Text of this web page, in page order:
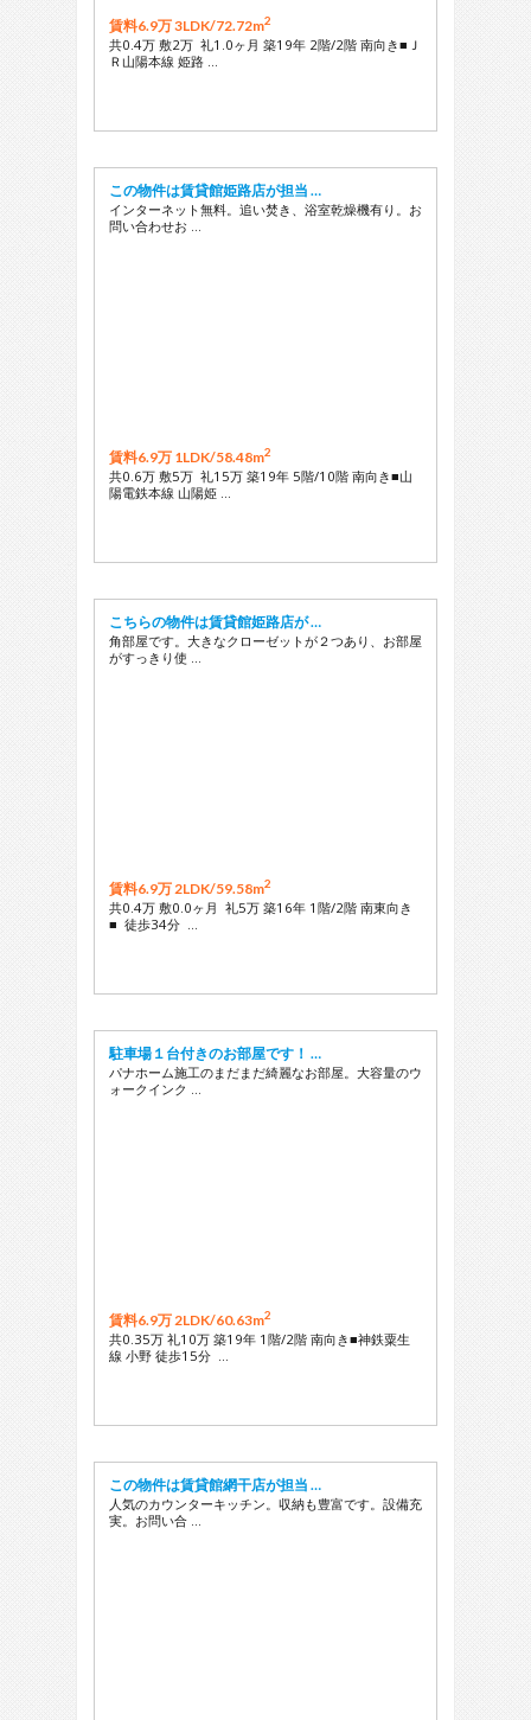
賃料6.9万 3LDK/72.72m2
共0.4万 敷2万 礼1.0ヶ月 築19年 2階/2階 南向き■Ｊ
Ｒ山陽本線 姫路 …
この物件は賃貸館姫路店が担当 …
インターネット無料。追い焚き、浴室乾燥機有り。お
問い合わせお …
賃料6.9万 1LDK/58.48m2
共0.6万 敷5万 礼15万 築19年 5階/10階 南向き■山
陽電鉄本線 山陽姫 …
こちらの物件は賃貸館姫路店が …
角部屋です。大きなクローゼットが２つあり、お部屋
がすっきり使 …
賃料6.9万 2LDK/59.58m2
共0.4万 敷0.0ヶ月 礼5万 築16年 1階/2階 南東向き
■ 徒歩34分 …
駐車場１台付きのお部屋です！ …
パナホーム施工のまだまだ綺麗なお部屋。大容量のウ
ォークインク …
賃料6.9万 2LDK/60.63m2
共0.35万 礼10万 築19年 1階/2階 南向き■神鉄粟生
線 小野 徒歩15分 …
この物件は賃貸館網干店が担当 …
人気のカウンターキッチン。収納も豊富です。設備充
実。お問い合 …